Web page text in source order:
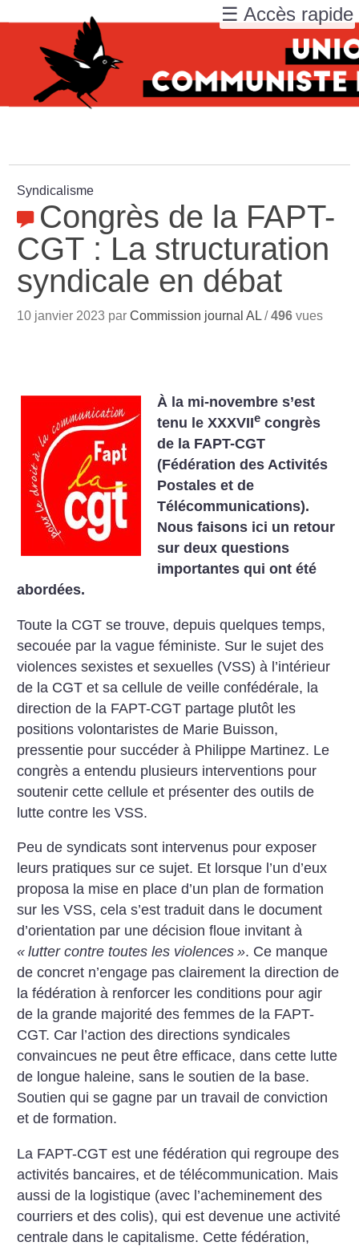
Syndicalisme
Congrès de la FAPT-
CGT : La structuration
syndicale en débat
10 janvier 2023 parCommission journal AL /496 vues
À la mi-novembre s’est
tenu le XXXVIIe congrès
de la FAPT-CGT
(Fédération des Activités
Postales et de
Télécommunications).
Nous faisons ici un retour
sur deux questions
importantes qui ont été
abordées.
Toute la CGT se trouve, depuis quelques temps,
secouée par la vague féministe. Sur le sujet des
violences sexistes et sexuelles (VSS) à l’intérieur
de la CGT et sa cellule de veille confédérale, la
direction de la FAPT-CGT partage plutôt les
positions volontaristes de Marie Buisson,
pressentie pour succéder à Philippe Martinez. Le
congrès a entendu plusieurs interventions pour
soutenir cette cellule et présenter des outils de
lutte contre les VSS.
Peu de syndicats sont intervenus pour exposer
leurs pratiques sur ce sujet. Et lorsque l’un d’eux
proposa la mise en place d’un plan de formation
sur les VSS, cela s’est traduit dans le document
d’orientation par une décision floue invitant à
« lutter contre toutes les violences ». Ce manque
de concret n’engage pas clairement la direction de
la fédération à renforcer les conditions pour agir
de la grande majorité des femmes de la FAPT-
CGT. Car l’action des directions syndicales
convaincues ne peut être efficace, dans cette lutte
de longue haleine, sans le soutien de la base.
Soutien qui se gagne par un travail de conviction
et de formation.
La FAPT-CGT est une fédération qui regroupe des
activités bancaires, et de télécommunication. Mais
aussi de la logistique (avec l’acheminement des
courriers et des colis), qui est devenue une activité
centrale dans le capitalisme. Cette fédération,
☰ Accès rapide